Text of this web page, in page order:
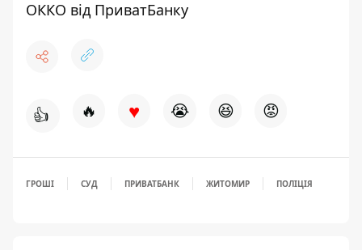
ОККО від ПриватБанку
👍 🔥 ♥ 😭 😆 😡
ГРОШІ СУД ПРИВАТБАНК ЖИТОМИР ПОЛІЦІЯ